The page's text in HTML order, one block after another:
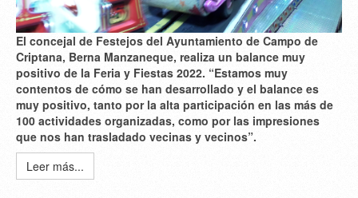
El concejal de Festejos del Ayuntamiento de Campo de
Criptana, Berna Manzaneque, realiza un balance muy
positivo de la Feria y Fiestas 2022. “Estamos muy
contentos de cómo se han desarrollado y el balance es
muy positivo, tanto por la alta participación en las más de
100 actividades organizadas, como por las impresiones
que nos han trasladado vecinas y vecinos”.
Leer más...